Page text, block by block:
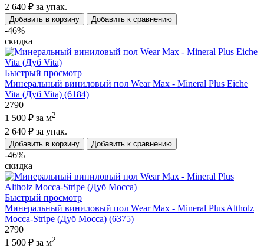
2 640 ₽ за упак.
Добавить в корзину Добавить к сравнению
-46%
скидка
Быстрый просмотр
Минеральный виниловый пол Wear Max - Mineral Plus Eiche
Vita (Дуб Vita) (6184)
2790
1 500 ₽ за м2
2 640 ₽ за упак.
Добавить в корзину Добавить к сравнению
-46%
скидка
Быстрый просмотр
Минеральный виниловый пол Wear Max - Mineral Plus Altholz
Mocca-Stripe (Дуб Mocca) (6375)
2790
1 500 ₽ за м2